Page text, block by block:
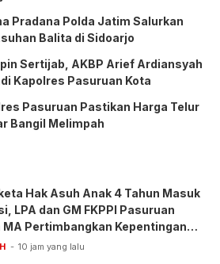
Pradana Polda Jatim Salurkan
Balita di Sidoarjo
Sertijab, AKBP Arief Ardiansyah
Kapolres Pasuruan Kota
Pasuruan Pastikan Harga Telur
Bangil Melimpah
Hak Asuh Anak 4 Tahun Masuk
LPA dan GM FKPPI Pasuruan
MA Pertimbangkan Kepentingan
10 jam yang lalu